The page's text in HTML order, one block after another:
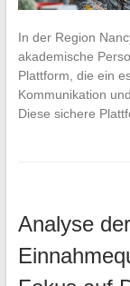
In der Region
akademische
Plattform, die ein
Kommunikation
Diese sichere
Analyse